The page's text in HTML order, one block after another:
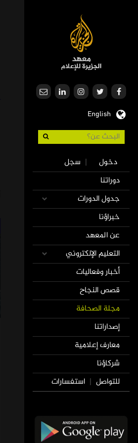
English
User
account
menu
دخول | سجل
Main
navigation
دوراتنا
جدول الدورات
خبراؤنا
عن المعهد
التعليم الإلكتروني
أخبار وفعاليات
قصص النجاح
مجلة الصحافة
إصداراتنا
معارف إعلامية
شركاؤنا
للتواصل | استفسارات